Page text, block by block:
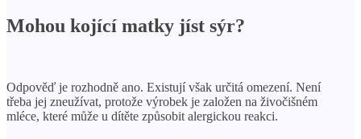
Mohou kojící matky jíst sýr?
Odpověď je rozhodně ano. Existují však určitá omezení. Není
třeba jej zneužívat, protože výrobek je založen na živočišném
mléce, které může u dítěte způsobit alergickou reakci.